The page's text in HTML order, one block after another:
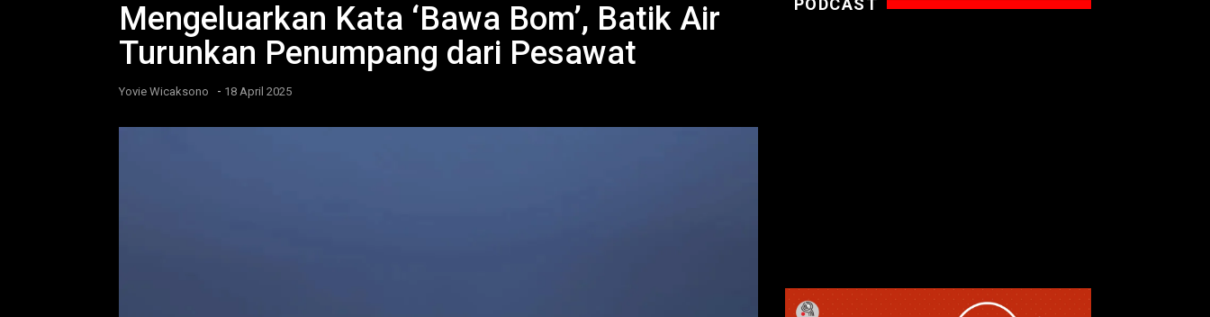
Mengeluarkan Kata ‘Bawa Bom’, Batik Air
Turunkan Penumpang dari Pesawat
Yovie Wicaksono - 18 April 2025
PODCAST